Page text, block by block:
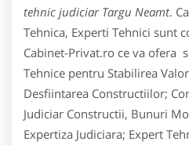
tehnic judiciar Targu Neamt.
Tehnica, Experti Tehnici sunt
Cabinet-Privat.ro ce va ofera
Tehnice pentru Stabilirea
Desfiintarea Constructiilor;
Judiciar Constructii, Bunuri
Expertiza Judiciara; Expert